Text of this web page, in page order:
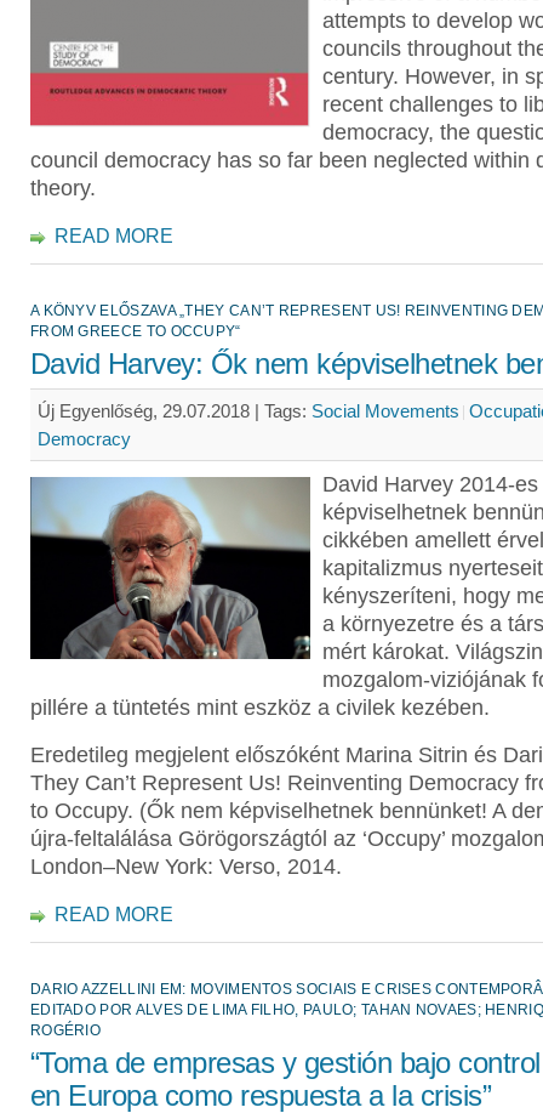
attempts to develop
councils throughout
century. However, in
recent challenges to
democracy, the
council democracy has so far been neglected within
theory.
READ MORE
A KÖNYV ELŐSZAVA „THEY CAN’T REPRESENT US! REINVENTING
FROM GREECE TO OCCUPY“
David Harvey: Ők nem képviselhetnek
Új Egyenlőség, 29.07.2018 | Tags: Social Movements
Democracy
David Harvey 2014-
képviselhetnek
cikkében amellett
kapitalizmus
kényszeríteni, hogy
a környezetre és a
mért károkat.
mozgalom-viziójának
pillére a tüntetés mint eszköz a civilek kezében.
Eredetileg megjelent előszóként Marina Sitrin és
They Can’t Represent Us! Reinventing Democracy
to Occupy. (Ők nem képviselhetnek bennünket! A
újra-feltalálása Görögországtól az ‘Occupy’
London–New York: Verso, 2014.
READ MORE
DARIO AZZELLINI EM: MOVIMENTOS SOCIAIS E CRISES
EDITADO POR ALVES DE LIMA FILHO, PAULO; TAHAN NOVAES;
ROGÉRIO
“Toma de empresas y gestión bajo
en Europa como respuesta a la crisis”